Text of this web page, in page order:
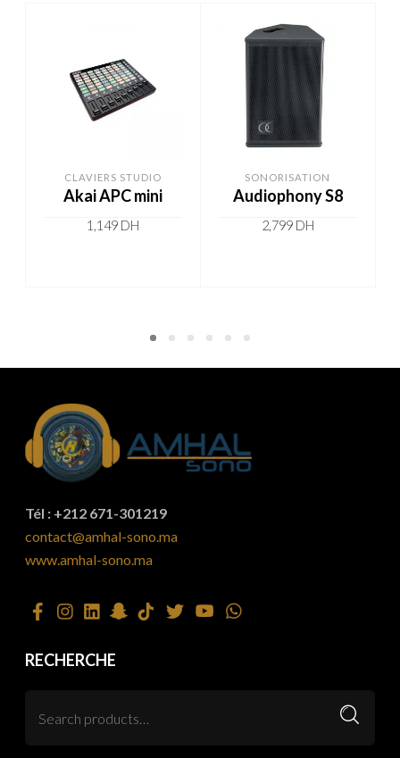
CLAVIERS STUDIO
Akai APC mini
1,149 DH
SONORISATION
Audiophony S8
2,799 DH
Tél : +212 671-301219
contact@amhal-sono.ma
www.amhal-sono.ma
RECHERCHE